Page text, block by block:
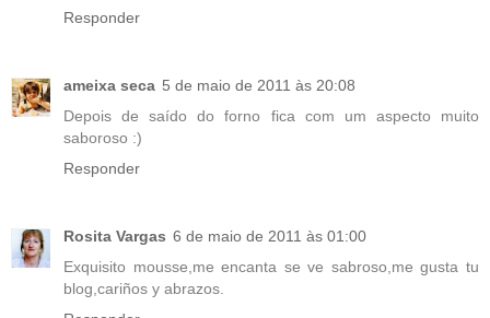
Responder
ameixa seca 5 de maio de 2011 às 20:08
Depois de saído do forno fica com um aspecto muito
saboroso :)
Responder
Rosita Vargas 6 de maio de 2011 às 01:00
Exquisito mousse,me encanta se ve sabroso,me gusta tu
blog,cariños y abrazos.